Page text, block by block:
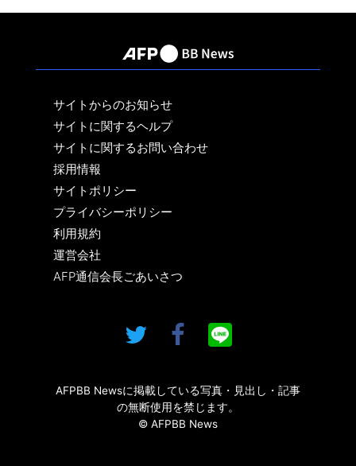
サイトからのお知らせ
サイトに関するヘルプ
サイトに関するお問い合わせ
採用情報
サイトポリシー
プライバシーポリシー
利用規約
運営会社
AFP通信会長ごあいさつ
AFPBB Newsに掲載している写真・見出し・記事
の無断使用を禁じます。
© AFPBB News